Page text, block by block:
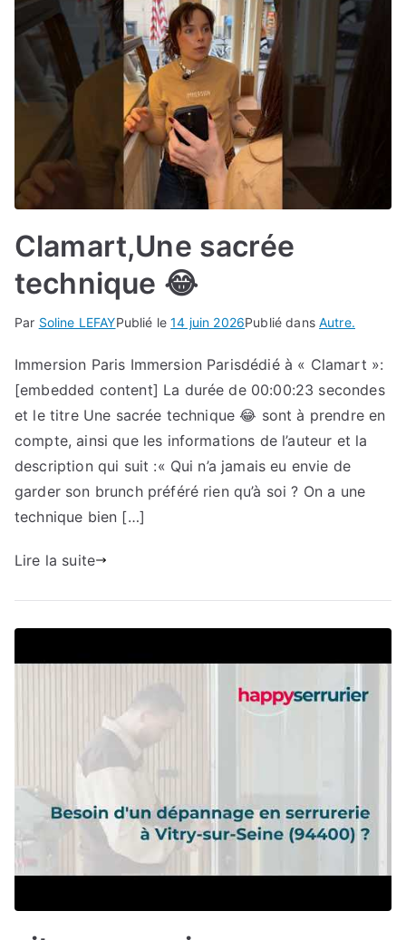
Clamart,Une sacrée
technique 😂
Par Soline LEFAYPublié le14 juin 2026Publié dansAutre.
Immersion Paris Immersion Parisdédié à « Clamart »:
[embedded content] La durée de 00:00:23 secondes
et le titre Une sacrée technique 😂 sont à prendre en
compte, ainsi que les informations de l’auteur et la
description qui suit :« Qui n’a jamais eu envie de
garder son brunch préféré rien qu’à soi ? On a une
technique bien […]
Lire la suite